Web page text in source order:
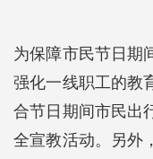
为保障市民节日期
强化一线职工的教
合节日期间市民出
全宣教活动。另外